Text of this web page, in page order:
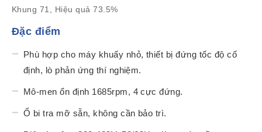
Khung 71, Hiệu quả 73.5%
Đặc điểm
Phù hợp cho máy khuấy nhỏ, thiết bị đứng tốc độ cố
định, lò phản ứng thí nghiệm.
Mô-men ổn định 1685rpm, 4 cực đứng.
Ổ bi tra mỡ sẵn, không cần bảo trì.